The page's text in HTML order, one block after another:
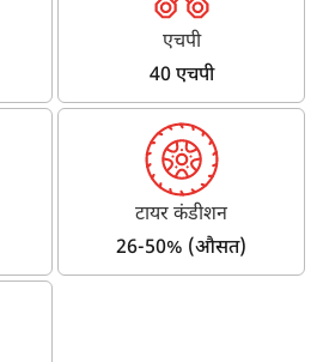
एचपी
40 एचपी
टायर कंडीशन
26-50% (औसत)